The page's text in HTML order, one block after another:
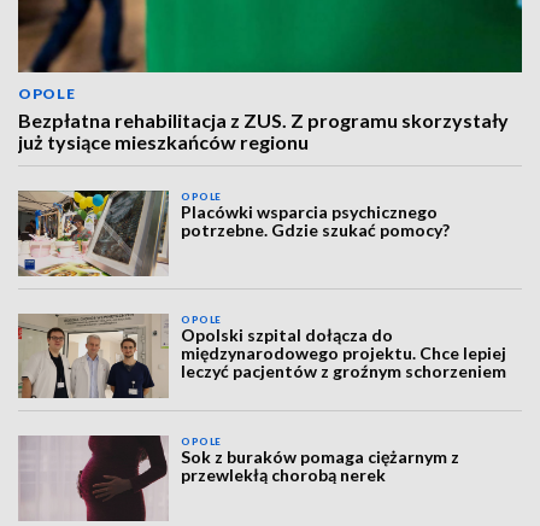
OPOLE
Bezpłatna rehabilitacja z ZUS. Z programu skorzystały
już tysiące mieszkańców regionu
OPOLE
Placówki wsparcia psychicznego
potrzebne. Gdzie szukać pomocy?
OPOLE
Opolski szpital dołącza do
międzynarodowego projektu. Chce lepiej
leczyć pacjentów z groźnym schorzeniem
OPOLE
Sok z buraków pomaga ciężarnym z
przewlekłą chorobą nerek